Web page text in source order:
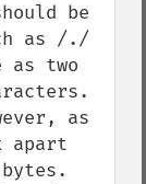
be
as /./
as two
as
apart